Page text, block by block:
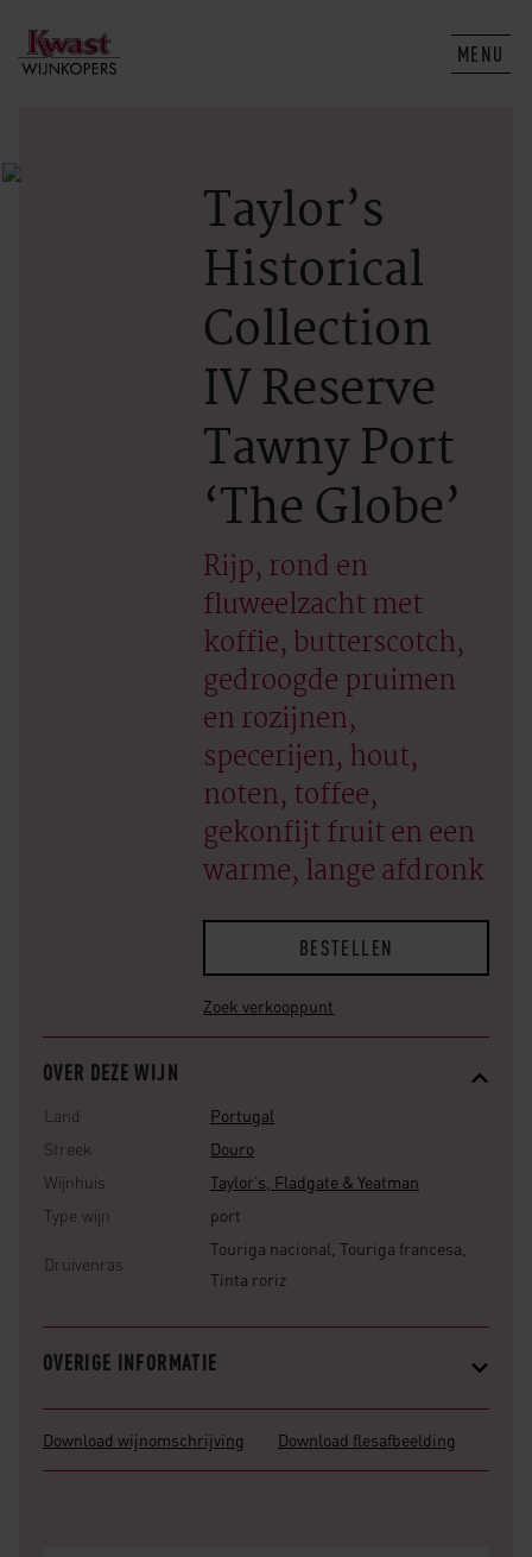
MENU
Taylor’s
Historical
Collection
IV Reserve
Tawny Port
‘The Globe’
Rijp, rond en
fluweelzacht met
koffie, butterscotch,
gedroogde pruimen
en rozijnen,
specerijen, hout,
noten, toffee,
gekonfijt fruit en een
warme, lange afdronk
BESTELLEN
Zoek verkooppunt
OVER DEZE WIJN
Land
Portugal
Streek
Douro
Wijnhuis
Taylor’s, Fladgate & Yeatman
Type wijn
port
Druivenras
Touriga nacional, Touriga francesa,
Tinta roriz
OVERIGE INFORMATIE
Download wijnomschrijving Download flesafbeelding